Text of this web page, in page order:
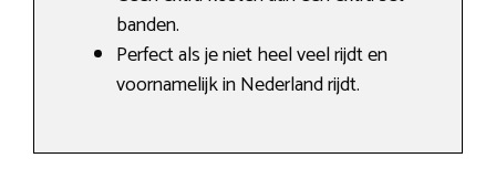
banden.
Perfect als je niet heel veel rijdt en
voornamelijk in Nederland rijdt.